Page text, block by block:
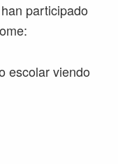
participado
escolar viendo